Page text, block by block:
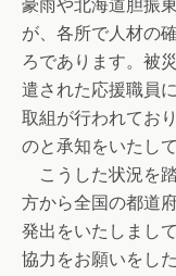
豪雨や北海道胆振
が、各所で人材の
ろであります。被
遣された応援職員
取組が行われてお
のと承知をいたし
こうした状況を
方から全国の都道
発出をいたしまし
協力をお願いをし